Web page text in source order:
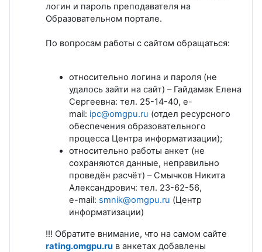
логин и пароль преподавателя на
Образовательном портале.
По вопросам работы с сайтом обращаться:
относительно логина и пароля (не
удалось зайти на сайт) – Гайдамак Елена
Сергеевна: тел. 25-14-40, e-
mail: ipc@omgpu.ru (отдел ресурсного
обеспечения образовательного
процесса Центра информатизации);
относительно работы анкет (не
сохраняются данные, неправильно
проведён расчёт) – Смычков Никита
Александрович: тел. 23-62-56,
e-mail: smnik@omgpu.ru (Центр
информатизации)
!!! Обратите внимание, что на самом сайте
rating.omgpu.ru в анкетах добавлены